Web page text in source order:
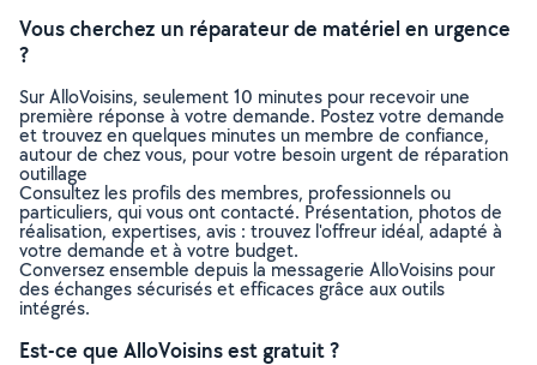
Vous cherchez un réparateur de matériel en urgence
?
Sur AlloVoisins, seulement 10 minutes pour recevoir une
première réponse à votre demande. Postez votre demande
et trouvez en quelques minutes un membre de confiance,
autour de chez vous, pour votre besoin urgent de réparation
outillage
Consultez les profils des membres, professionnels ou
particuliers, qui vous ont contacté. Présentation, photos de
réalisation, expertises, avis : trouvez l'offreur idéal, adapté à
votre demande et à votre budget.
Conversez ensemble depuis la messagerie AlloVoisins pour
des échanges sécurisés et efficaces grâce aux outils
intégrés.
Est-ce que AlloVoisins est gratuit ?